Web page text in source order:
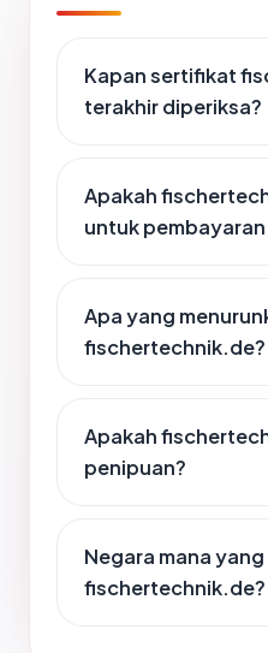
Kapan sertifikat
terakhir diperiksa?
Apakah
untuk
Apa yang
fischertechnik.de?
Apakah
penipuan?
Negara mana
fischertechnik.de?